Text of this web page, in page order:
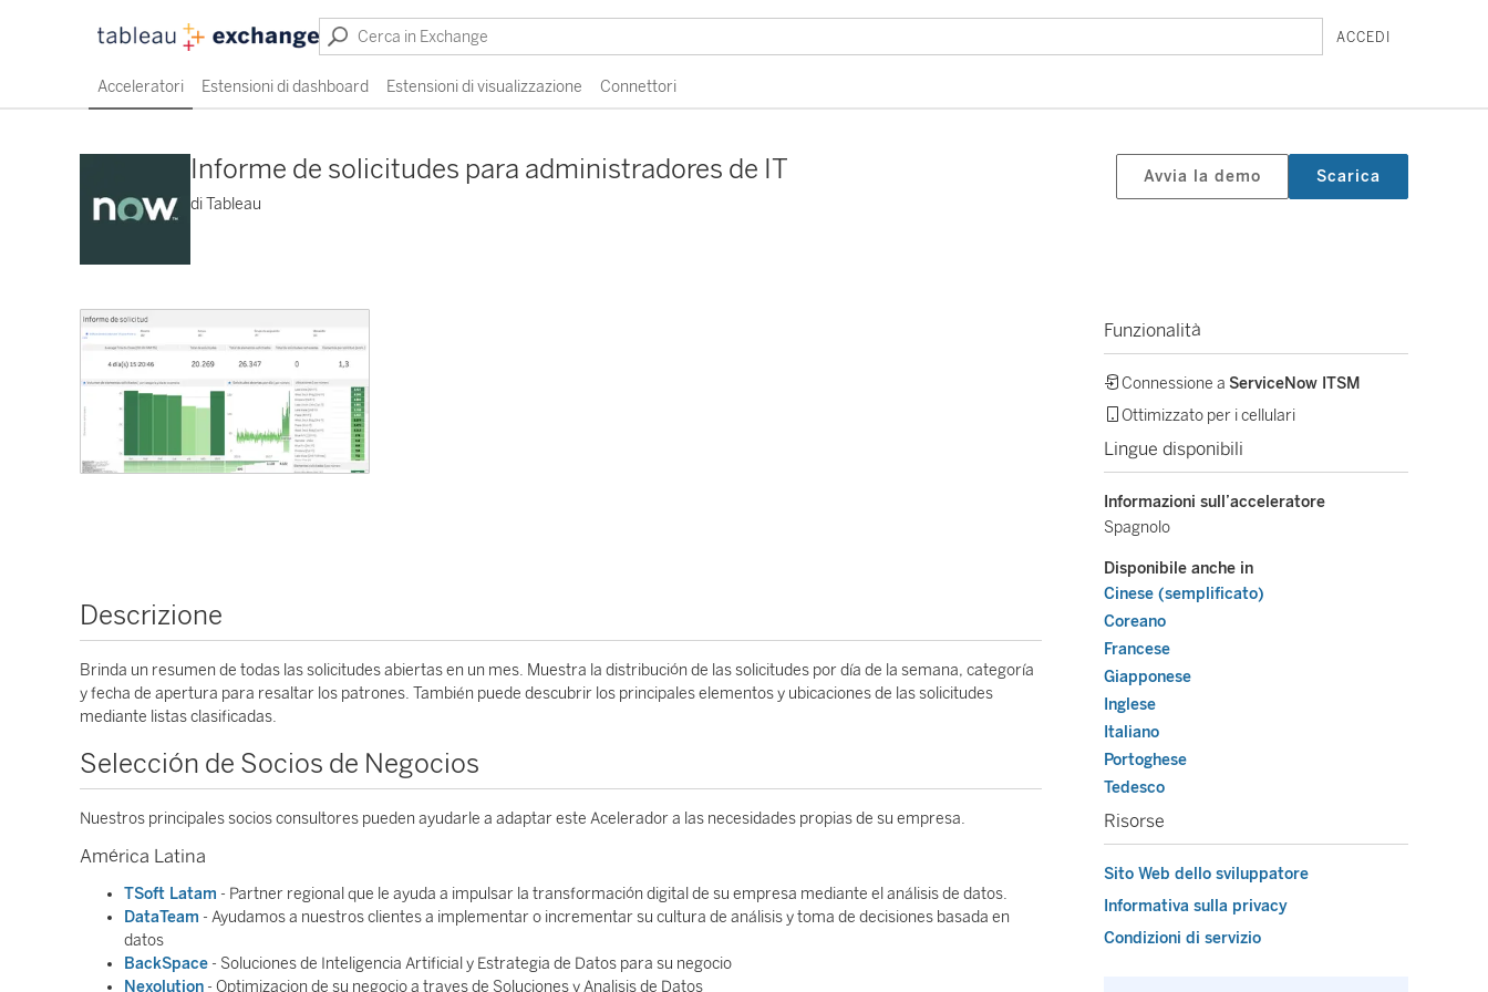
ACCEDI
Acceleratori Estensioni di dashboard Estensioni di visualizzazione Connettori
Informe de solicitudes para administradores de IT
di Tableau
Avvia la demo Scarica
Descrizione
Brinda un resumen de todas las solicitudes abiertas en un mes. Muestra la distribución de las solicitudes por día de la semana, categoría
y fecha de apertura para resaltar los patrones. También puede descubrir los principales elementos y ubicaciones de las solicitudes
mediante listas clasificadas.
Selección de Socios de Negocios
Nuestros principales socios consultores pueden ayudarle a adaptar este Acelerador a las necesidades propias de su empresa.
América Latina
TSoft Latam - Partner regional que le ayuda a impulsar la transformación digital de su empresa mediante el análisis de datos.
DataTeam - Ayudamos a nuestros clientes a implementar o incrementar su cultura de análisis y toma de decisiones basada en
datos
BackSpace - Soluciones de Inteligencia Artificial y Estrategia de Datos para su negocio
Nexolution - Optimizacion de su negocio a traves de Soluciones y Analisis de Datos
Funzionalità
Connessione a ServiceNow ITSM
Ottimizzato per i cellulari
Lingue disponibili
Informazioni sull’acceleratore
Spagnolo
Disponibile anche in
Cinese (semplificato)
Coreano
Francese
Giapponese
Inglese
Italiano
Portoghese
Tedesco
Risorse
Sito Web dello sviluppatore
Informativa sulla privacy
Condizioni di servizio